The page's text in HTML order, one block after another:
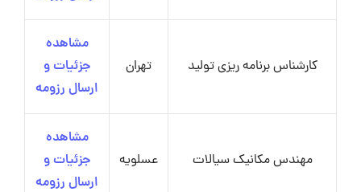
کارشناس برنامه ریزی تولید تهران
مشاهده
جزئیات و
ارسال رزومه
مهندس مکانیک سیالات عسلویه
مشاهده
جزئیات و
ارسال رزومه